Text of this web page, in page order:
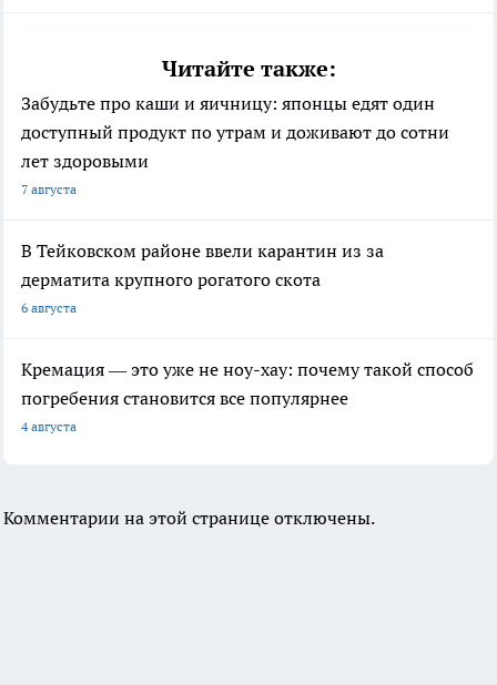
Читайте также:
Забудьте про каши и яичницу: японцы едят один
доступный продукт по утрам и доживают до сотни
лет здоровыми
7 августа
В Тейковском районе ввели карантин из за
дерматита крупного рогатого скота
6 августа
Кремация — это уже не ноу-хау: почему такой способ
погребения становится все популярнее
4 августа
Комментарии на этой странице отключены.